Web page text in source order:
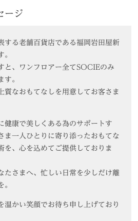
ージ
する老舗百貨店である福岡岩田屋新
。
と、ワンフロアー全てSOCIEのみ
す。
質なおもてなしを用意してお客さま
健康で美しくある為のサポートす
ま一人ひとりに寄り添ったおもてな
を、心を込めてご提供しておりま
たさまへ、忙しい日常を少しだけ離
。
温かい笑顔でお待ち申し上げており